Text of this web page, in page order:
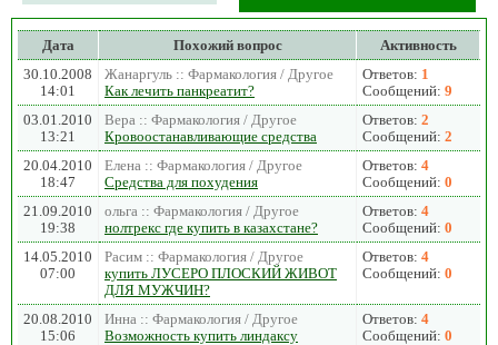
Дата Похожий вопрос
Активность
30.10.2008
14:01
Жанаргуль :: Фармакология / Другое
Как лечить панкреатит?
Ответов: 1
Сообщений: 9
03.01.2010
13:21
Вера :: Фармакология / Другое
Кровоостанавливающие средства
Ответов: 2
Сообщений: 2
20.04.2010
18:47
Елена :: Фармакология / Другое
Средства для похудения
Ответов: 4
Сообщений: 0
21.09.2010
19:38
ольга :: Фармакология / Другое
нолтрекс где купить в казахстане?
Ответов: 4
Сообщений: 0
14.05.2010
07:00
Расим :: Фармакология / Другое
купить ЛУСЕРО ПЛОСКИЙ ЖИВОТ
ДЛЯ МУЖЧИН?
Ответов: 4
Сообщений: 0
20.08.2010
15:06
Инна :: Фармакология / Другое
Возможность купить линдаксу
Ответов: 4
Сообщений: 0